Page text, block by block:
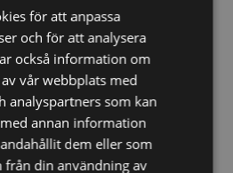
inom
– ABK 09
är det relativt vanligt att
särskilda frister för
kortare än dem enligt
för att anpassa
och för att analysera
också information om
vår webbplats med
analyspartners som kan
annan information
dem eller som
från din användning av